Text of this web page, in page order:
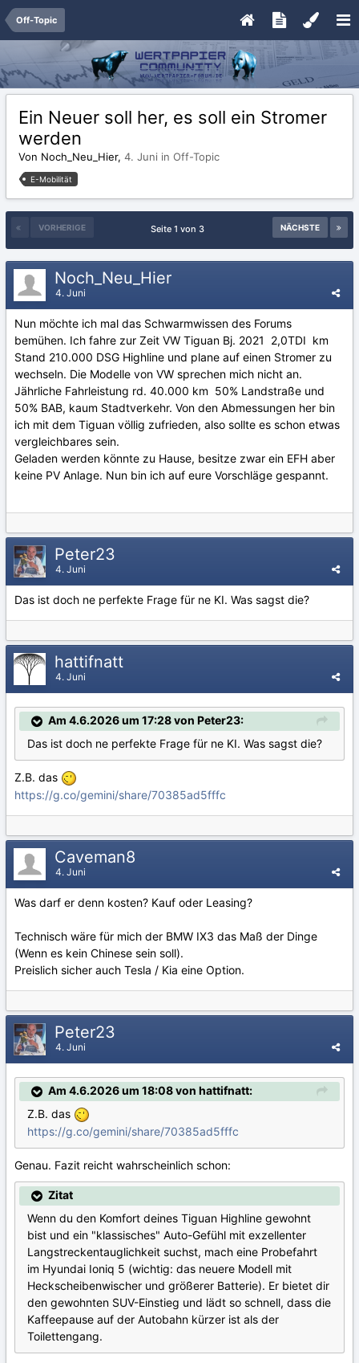
Off-Topic
Ein Neuer soll her, es soll ein Stromer
werden
Von Noch_Neu_Hier, 4. Juni in Off-Topic
E-Mobilität
VORHERIGE NÄCHSTE
Seite 1 von 3
Noch_Neu_Hier
4. Juni
Nun möchte ich mal das Schwarmwissen des Forums
bemühen. Ich fahre zur Zeit VW Tiguan Bj. 2021 2,0TDI km
Stand 210.000 DSG Highline und plane auf einen Stromer zu
wechseln. Die Modelle von VW sprechen mich nicht an.
Jährliche Fahrleistung rd. 40.000 km 50% Landstraße und
50% BAB, kaum Stadtverkehr. Von den Abmessungen her bin
ich mit dem Tiguan völlig zufrieden, also sollte es schon etwas
vergleichbares sein.
Geladen werden könnte zu Hause, besitze zwar ein EFH aber
keine PV Anlage. Nun bin ich auf eure Vorschläge gespannt.
Peter23
4. Juni
Das ist doch ne perfekte Frage für ne KI. Was sagst die?
hattifnatt
4. Juni
Am 4.6.2026 um 17:28 von Peter23:
Das ist doch ne perfekte Frage für ne KI. Was sagst die?
Z.B. das
https://g.co/gemini/share/70385ad5fffc
Caveman8
4. Juni
Was darf er denn kosten? Kauf oder Leasing?
Technisch wäre für mich der BMW IX3 das Maß der Dinge
(Wenn es kein Chinese sein soll).
Preislich sicher auch Tesla / Kia eine Option.
Peter23
4. Juni
Am 4.6.2026 um 18:08 von hattifnatt:
Z.B. das
https://g.co/gemini/share/70385ad5fffc
Genau. Fazit reicht wahrscheinlich schon:
Zitat
Wenn du den Komfort deines Tiguan Highline gewohnt
bist und ein "klassisches" Auto-Gefühl mit exzellenter
Langstreckentauglichkeit suchst, mach eine Probefahrt
im Hyundai Ioniq 5 (wichtig: das neuere Modell mit
Heckscheibenwischer und größerer Batterie). Er bietet dir
den gewohnten SUV-Einstieg und lädt so schnell, dass die
Kaffeepause auf der Autobahn kürzer ist als der
Toilettengang.